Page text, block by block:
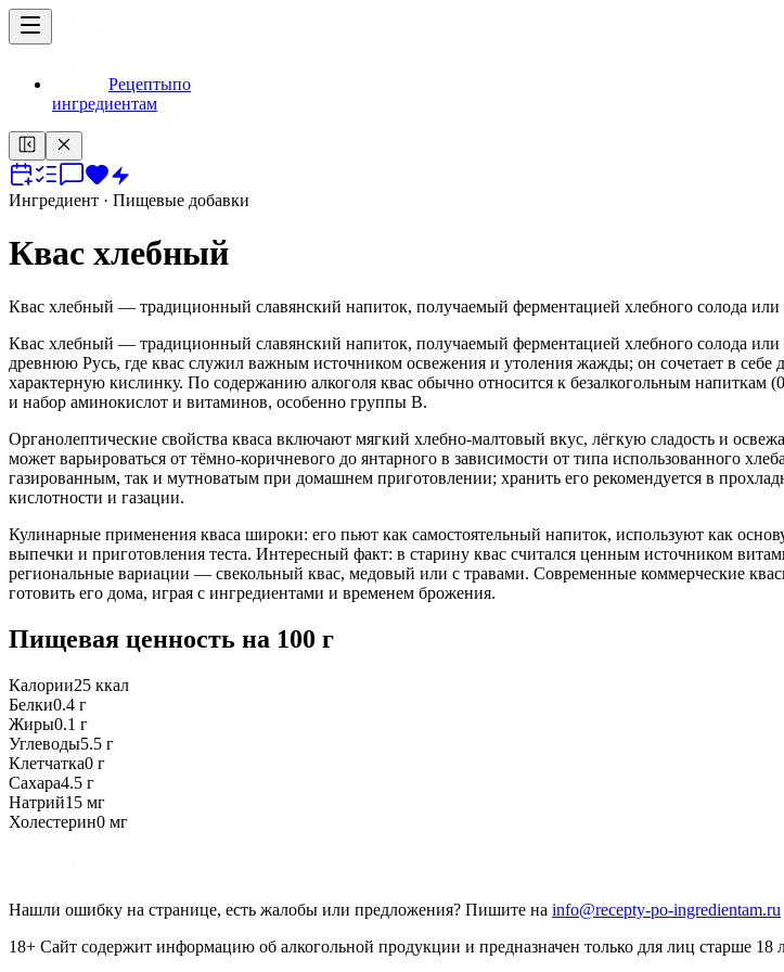
Рецептыпо
ингредиентам
Ингредиент · Пищевые добавки
Квас хлебный
Квас хлебный — традиционный славянский напиток, получаемый ферментацией хлебного солода или
Квас хлебный — традиционный славянский напиток, получаемый ферментацией хлебного солода или
древнюю Русь, где квас служил важным источником освежения и утоления жажды; он сочетает в
характерную кислинку. По содержанию алкоголя квас обычно относится к безалкогольным напиткам
и набор аминокислот и витаминов, особенно группы B.
Органолептические свойства кваса включают мягкий хлебно-малтовый вкус, лёгкую сладость и
может варьироваться от тёмно-коричневого до янтарного в зависимости от типа использованного
газированным, так и мутноватым при домашнем приготовлении; хранить его рекомендуется в
кислотности и газации.
Кулинарные применения кваса широки: его пьют как самостоятельный напиток, используют как
выпечки и приготовления теста. Интересный факт: в старину квас считался ценным источником
региональные вариации — свекольный квас, медовый или с травами. Современные коммерческие
готовить его дома, играя с ингредиентами и временем брожения.
Пищевая ценность на 100 г
Калории25 ккал
Белки0.4 г
Жиры0.1 г
Углеводы5.5 г
Клетчатка0 г
Сахара4.5 г
Натрий15 мг
Холестерин0 мг
Нашли ошибку на странице, есть жалобы или предложения? Пишите на info@recepty-po-ingredientam.ru
18+ Сайт содержит информацию об алкогольной продукции и предназначен только для лиц старше 18